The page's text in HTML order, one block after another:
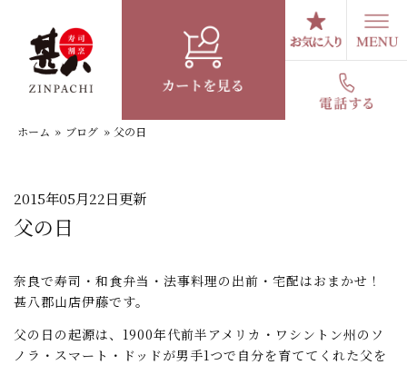
スタッフブログ
ホーム » ブログ » 父の日
2015年05月22日更新
父の日
奈良で寿司・和食弁当・法事料理の出前・宅配はおまかせ！
甚八郡山店伊藤です。
父の日の起源は、1900年代前半アメリカ・ワシントン州のソ
ノラ・スマート・ドッドが男手1つで自分を育ててくれた父を